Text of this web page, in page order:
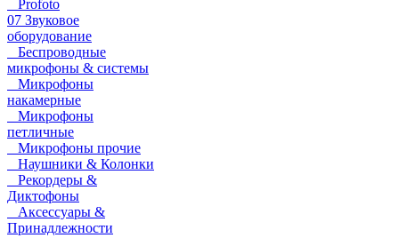
Profoto
07 Звуковое
оборудование
Беспроводные
микрофоны & системы
Микрофоны
накамерные
Микрофоны
петличные
Микрофоны прочие
Наушники & Колонки
Рекордеры &
Диктофоны
Аксессуары &
Принадлежности